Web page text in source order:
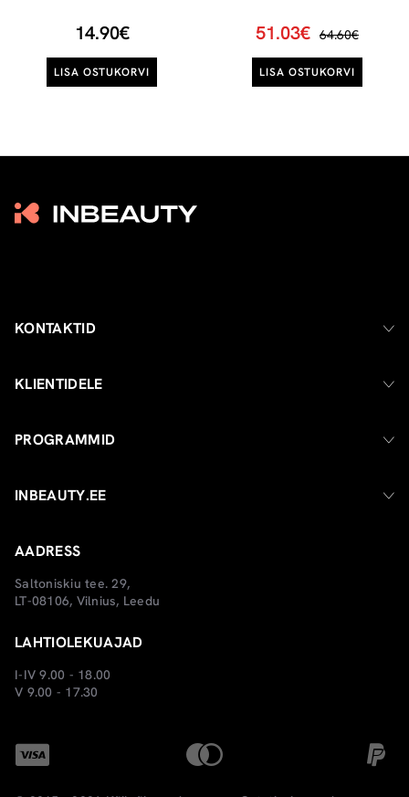
14.90€
LISA OSTUKORVI
51.03€ 64.60€
LISA OSTUKORVI
KONTAKTID
KLIENTIDELE
PROGRAMMID
INBEAUTY.EE
AADRESS
Saltoniskiu tee. 29,
LT-08106, Vilnius, Leedu
LAHTIOLEKUAJAD
I-IV 9.00 - 18.00
V 9.00 - 17.30